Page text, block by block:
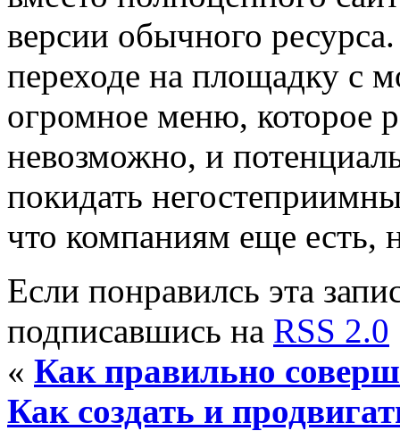
версии обычного
переходе на площадку с
огромное меню, которое
невозможно, и
покидать
что компаниям еще есть,
Если понравилсь эта
подписавшись на RSS 2.0
« Как правильно
Как создать и